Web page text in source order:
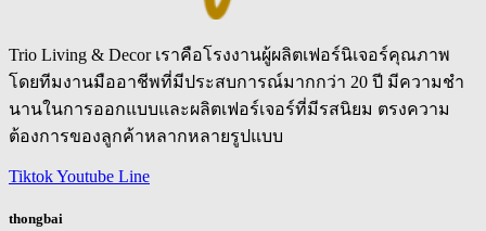
Trio Living & Decor เราคือโรงงานผู้ผลิตเฟอร์นิเจอร์คุณภาพ
โดยทีมงานมืออาชีพที่มีประสบการณ์มากกว่า 20 ปี มีความชำ
นานในการออกแบบและผลิตเฟอร์เจอร์ที่มีรสนิยม ตรงความ
ต้องการของลูกค้าหลากหลายรูปแบบ
TiktokYoutube Line
thongbai